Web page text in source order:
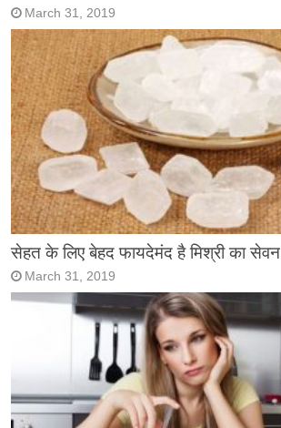
March 31, 2019
सेहत के लिए बेहद फायदेमंद है मिश्री का सेवन
March 31, 2019